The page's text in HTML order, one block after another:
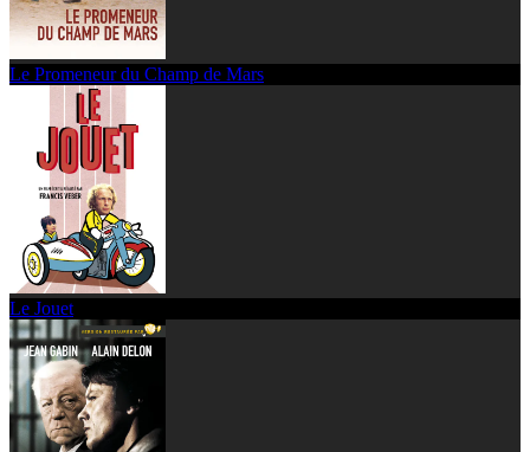
Le Promeneur du Champ de Mars
Le Jouet